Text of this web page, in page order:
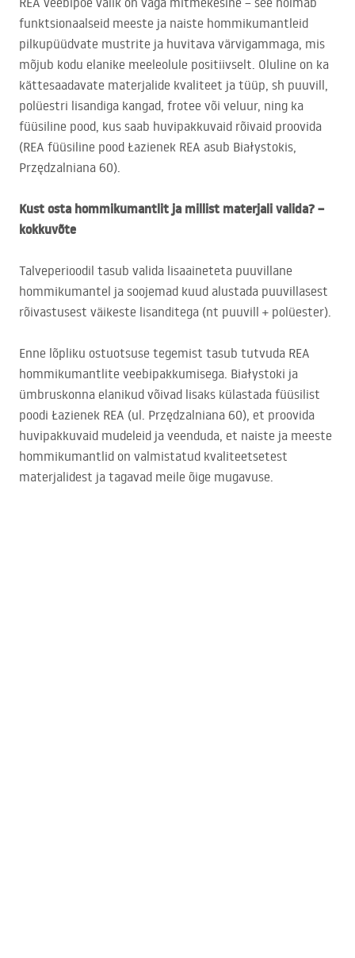
funktsionaalseid meeste ja naiste hommikumantleid
pilkupüüdvate mustrite ja huvitava värvigammaga, mis
mõjub kodu elanike meeleolule positiivselt. Oluline on ka
kättesaadavate materjalide kvaliteet ja tüüp, sh puuvill,
polüestri lisandiga kangad, frotee või veluur, ning ka
füüsiline pood, kus saab huvipakkuvaid rõivaid proovida
(REA füüsiline pood Łazienek REA asub Białystokis,
Przędzalniana 60).
Kust osta hommikumantlit ja millist materjali valida? –
kokkuvõte
Talveperioodil tasub valida lisaaineteta puuvillane
hommikumantel ja soojemad kuud alustada puuvillasest
rõivastusest väikeste lisanditega (nt puuvill + polüester).
Enne lõpliku ostuotsuse tegemist tasub tutvuda REA
hommikumantlite veebipakkumisega. Białystoki ja
ümbruskonna elanikud võivad lisaks külastada füüsilist
poodi Łazienek REA (ul. Przędzalniana 60), et proovida
huvipakkuvaid mudeleid ja veenduda, et naiste ja meeste
hommikumantlid on valmistatud kvaliteetsetest
materjalidest ja tagavad meile õige mugavuse.